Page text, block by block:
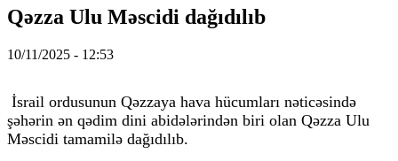
Qəzza Ulu Məscidi dağıdılıb
10/11/2025 - 12:53
İsrail ordusunun Qəzzaya hava hücumları nəticəsində
şəhərin ən qədim dini abidələrindən biri olan Qəzza Ulu
Məscidi tamamilə dağıdılıb.